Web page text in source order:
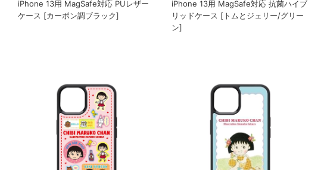
iPhone 13用 MagSafe対応 PUレザー
ケース [カーボン調ブラック]
iPhone 13用 MagSafe対応 抗菌ハイブ
リッドケース [トムとジェリー/グリー
ン]